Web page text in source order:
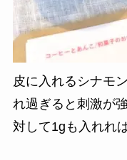
皮に入れるシナモ
れ過ぎると刺激が
対して1gも入れれ